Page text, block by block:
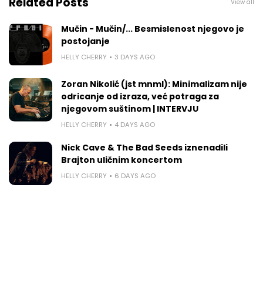
View all
Mučin - Mučin/... Besmislenost njegovo je
postojanje
HELLY CHERRY 3 DAYS AGO
Zoran Nikolić (jst mnml): Minimalizam nije
odricanje od izraza, već potraga za
njegovom suštinom | INTERVJU
HELLY CHERRY 4 DAYS AGO
Nick Cave & The Bad Seeds iznenadili
Brajton uličnim koncertom
HELLY CHERRY 6 DAYS AGO